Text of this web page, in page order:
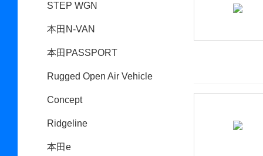
STEP WGN
本田N-VAN
本田PASSPORT
Rugged Open Air Vehicle
Concept
Ridgeline
本田e